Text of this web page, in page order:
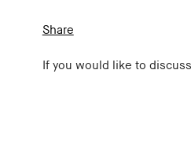
Share
If you would like to